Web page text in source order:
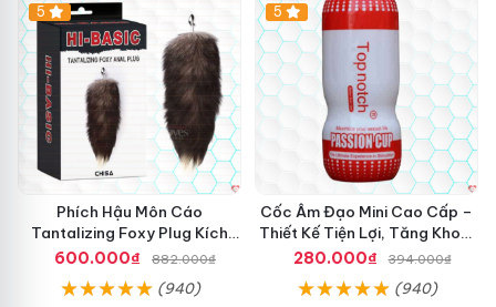
Hot
5
Phích Hậu Môn Cáo
Tantalizing Foxy Plug Kích
Thích Siêu Phê
600.000₫ 882.000₫
(940)
5
Cốc Âm Đạo Mini Cao Cấp –
Thiết Kế Tiện Lợi, Tăng Khoái
Cảm
280.000₫ 394.000₫
(940)